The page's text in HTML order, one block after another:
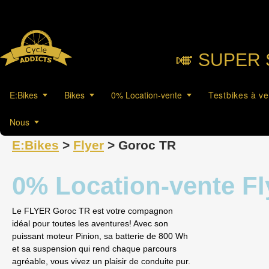
🎺︎ SUPER
E:Bikes Bikes 0% Location-vente Testbikes à
Nous
E:Bikes > Flyer > Goroc TR
0% Location-vente
Le FLYER Goroc TR est votre compagnon
idéal pour toutes les aventures! Avec son
puissant moteur Pinion, sa batterie de 800 Wh
et sa suspension qui rend chaque parcours
agréable, vous vivez un plaisir de conduite pur.